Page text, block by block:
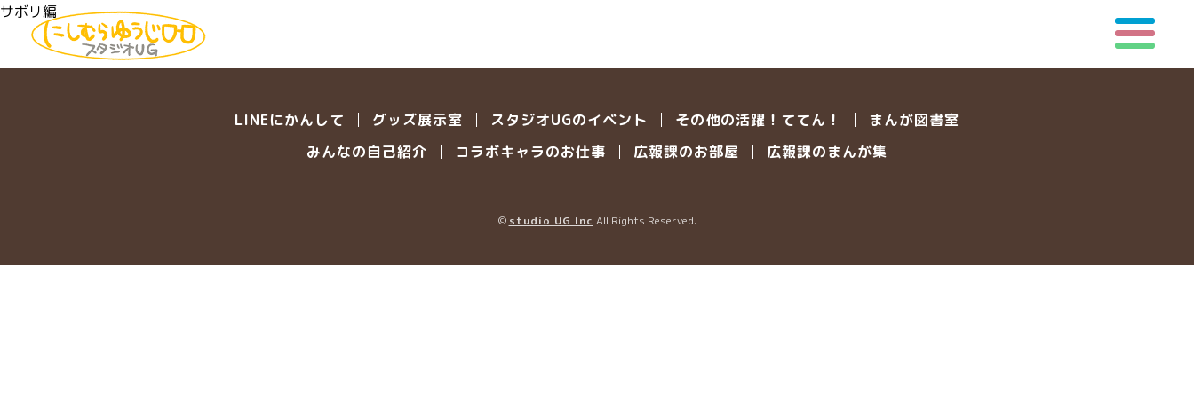
サボリ編
LINEにかんして グッズ展示室 スタジオUGのイベント その他の活躍！ててん！
まんが図書室
みんなの自己紹介
コラボキャラのお仕事 広報課のお部屋 広報課のまんが集
© studio UG Inc All Rights Reserved.